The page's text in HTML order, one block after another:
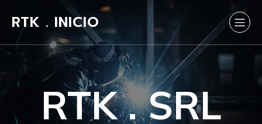
RTK . INICIO
RTK . SRL